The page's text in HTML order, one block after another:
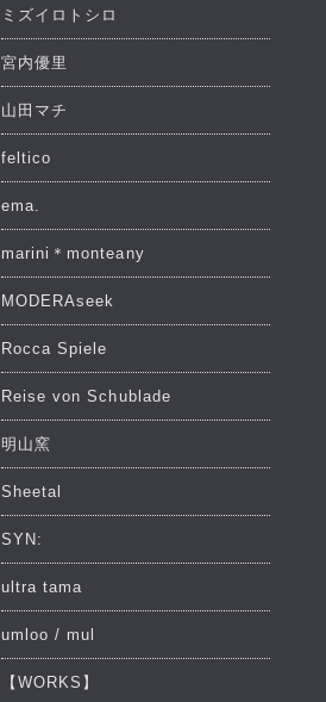
ミズイロトシロ
宮内優里
山田マチ
feltico
ema.
marini＊monteany
MODERAseek
Rocca Spiele
Reise von Schublade
明山窯
Sheetal
SYN:
ultra tama
umloo / mul
【WORKS】